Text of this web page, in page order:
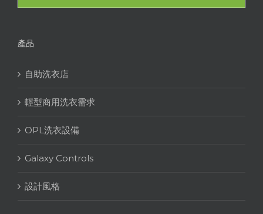
產品
自助洗衣店
輕型商用洗衣需求
OPL洗衣設備
Galaxy Controls
設計風格